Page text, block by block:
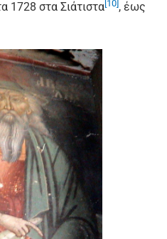
1728 στα Σιάτιστα [10] , έως